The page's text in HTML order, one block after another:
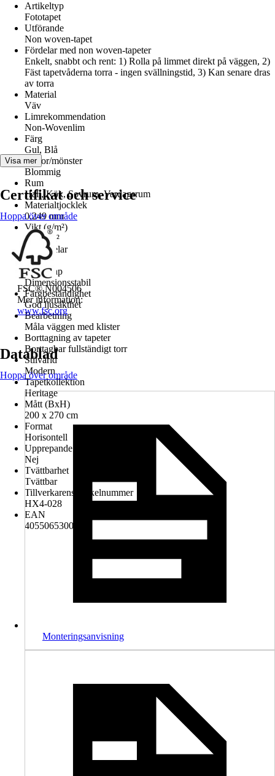
Artikeltyp
Fototapet
Utförande
Non woven-tapet
Fördelar med non woven-tapeter
Enkelt, snabbt och rent: 1) Rolla på limmet direkt på väggen, 2)
Fäst tapetvåderna torra - ingen svällningstid, 3) Kan senare dras
av torra
Material
Väv
Limrekommendation
Non-Wovenlim
Färg
Gul, Blå
Dekor/mönster
Blommig
Rum
Hall, Kök, Sovrum, Vardagsrum
Materialtjocklek
0,249 mm
Vikt (g/m²)
150 g/m²
Antal delar
4
Egenskap
Dimensionsstabil
Färgbeständighet
God ljusäkthet
Bearbetning
Måla väggen med klister
Borttagning av tapeter
Borttagbar fullständigt torr
Stilvärld
Modern
Tapetkollektion
Heritage
Mått (BxH)
200 x 270 cm
Format
Horisontell
Upprepande design
Nej
Tvättbarhet
Tvättbar
Tillverkarens artikelnummer
HX4-028
EAN
4055065300288
Visa mer
Certifikat och service
Hoppa över område
FSC® N004506
Mer information:
www.fsc.org
Datablad
Hoppa över område
Monteringsanvisning